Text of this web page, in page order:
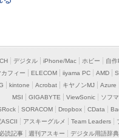
デジタル iPhone/Mac ホビー 自
カフィー ELECOM iiyama PC AMD
kintone Acrobat キヤノンMJ Azure
MSI
GIGABYTE ViewSonic ソフ
SORACOM Dropbox CData
ASCII アスキーグルメ Team Leaders
読記事
週刊アスキー デジタル用語辞典